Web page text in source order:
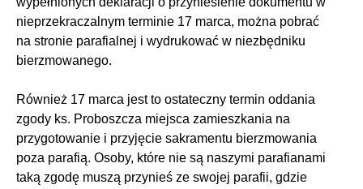
nieprzekraczalnym terminie 17 marca, można pobrać
na stronie parafialnej i wydrukować w niezbędniku
bierzmowanego.
Również 17 marca jest to ostateczny termin oddania
zgody ks. Proboszcza miejsca zamieszkania na
przygotowanie i przyjęcie sakramentu bierzmowania
poza parafią. Osoby, które nie są naszymi parafianami
taką zgodę muszą przynieś ze swojej parafii, gdzie